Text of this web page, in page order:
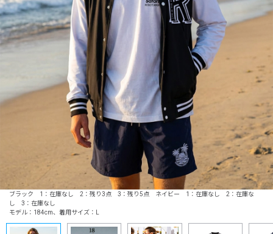
ブラック 1：在庫なし 2：残り3点 3：残り5点 ネイビー 1：在庫なし 2：在庫な
し 3：在庫なし
モデル：184cm、着用サイズ：L